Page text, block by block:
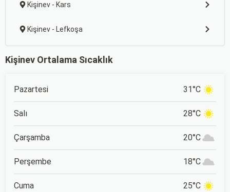
Kişinev - Kars
Kişinev - Lefkoşa
Kişinev Ortalama Sıcaklık
Pazartesi 31°C
Salı 28°C
Çarşamba 20°C
Perşembe 18°C
Cuma 25°C